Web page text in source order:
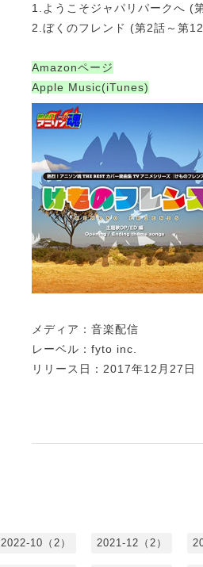
1.ようこそジャパリパークへ (
2.ぼくのフレンド (第2話～第
Amazonページ
Apple Music(iTunes)
メディア：音楽配信
レーベル：fyto inc.
リリース日：2017年12月27日
2022-10（2） 2021-12（2）